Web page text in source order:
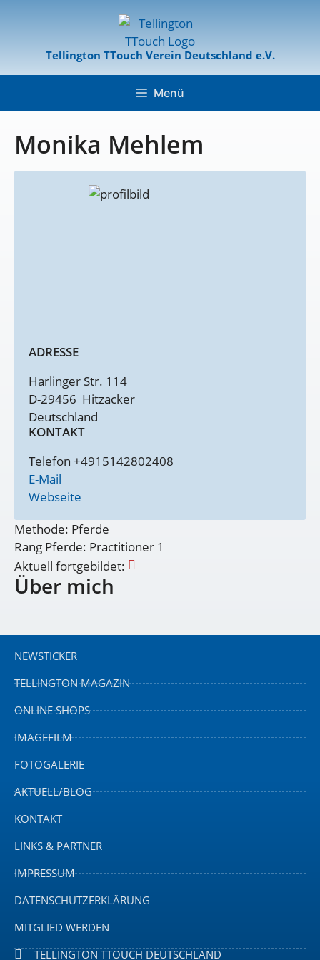
Tellington TTouch Verein Deutschland e.V.
Menü
Monika Mehlem
ADRESSE
Harlinger Str. 114
D-29456 Hitzacker
Deutschland
KONTAKT
Telefon +4915142802408
E-Mail
Webseite
Methode: Pferde
Rang Pferde: Practitioner 1
Aktuell fortgebildet:
Über mich
NEWSTICKER
TELLINGTON MAGAZIN
ONLINE SHOPS
IMAGEFILM
FOTOGALERIE
AKTUELL/BLOG
KONTAKT
LINKS & PARTNER
IMPRESSUM
DATENSCHUTZERKLÄRUNG
MITGLIED WERDEN
TELLINGTON TTOUCH DEUTSCHLAND